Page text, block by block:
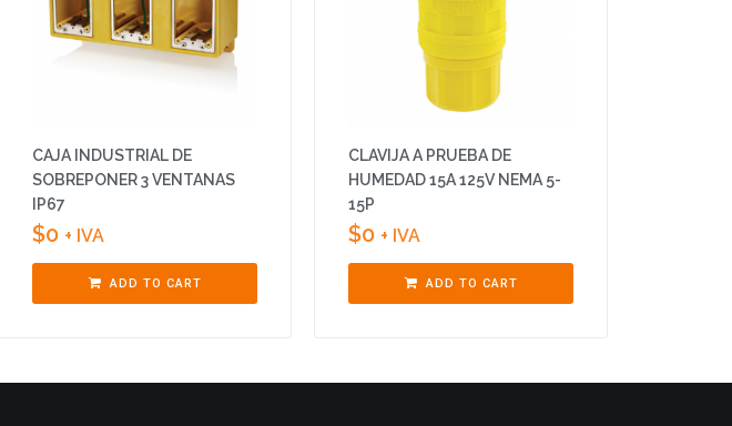
CAJA INDUSTRIAL DE
SOBREPONER 3 VENTANAS
IP67
$0 + IVA
ADD TO CART
CLAVIJA A PRUEBA DE
HUMEDAD 15A 125V NEMA 5-
15P
$0 + IVA
ADD TO CART